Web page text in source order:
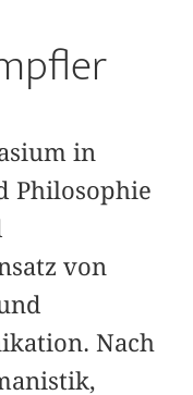
in
Philosophie
von
Nach